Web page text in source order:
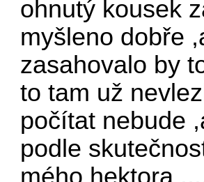
ohnutý kousek
myšleno dobře
zasahovalo by
to tam už
počítat nebude
podle